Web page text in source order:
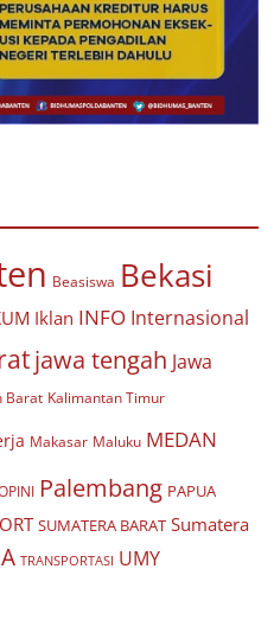
Beasiswa Bekasi
Iklan INFO Internasional
jawa tengah Jawa
Barat Kalimantan Timur
Makasar Maluku MEDAN
Palembang PAPUA
SUMATERA BARAT Sumatera
TRANSPORTASI UMY